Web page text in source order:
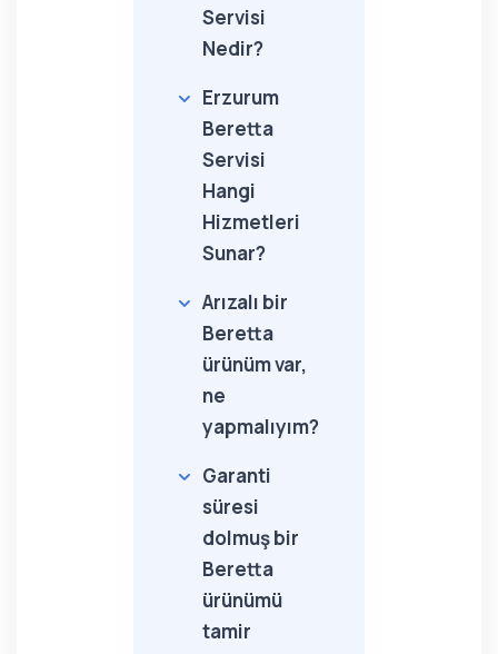
Servisi
Nedir?
Erzurum
Beretta
Servisi
Hangi
Hizmetleri
Sunar?
Arızalı bir
Beretta
ürünüm var,
ne
yapmalıyım?
Garanti
süresi
dolmuş bir
Beretta
ürünümü
tamir